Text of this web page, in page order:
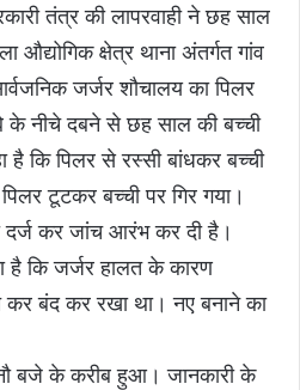
तंत्र की लापरवाही ने छह साल
औद्योगिक क्षेत्र थाना अंतर्गत गांव
जर्जर शौचालय का पिलर
के नीचे दबने से छह साल की बच्ची
है कि पिलर से रस्सी बांधकर बच्ची
टूटकर बच्ची पर गिर गया।
दर्ज कर जांच आरंभ कर दी है।
है कि जर्जर हालत के कारण
कर बंद कर रखा था। नए बनाने का
नौ बजे के करीब हुआ। जानकारी के